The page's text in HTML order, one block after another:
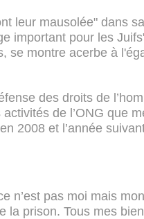
leur mausolée" dans
important pour les
se montre acerbe à
des droits de
de l’ONG que
2008 et l’année
n’est pas moi mais
prison. Tous mes